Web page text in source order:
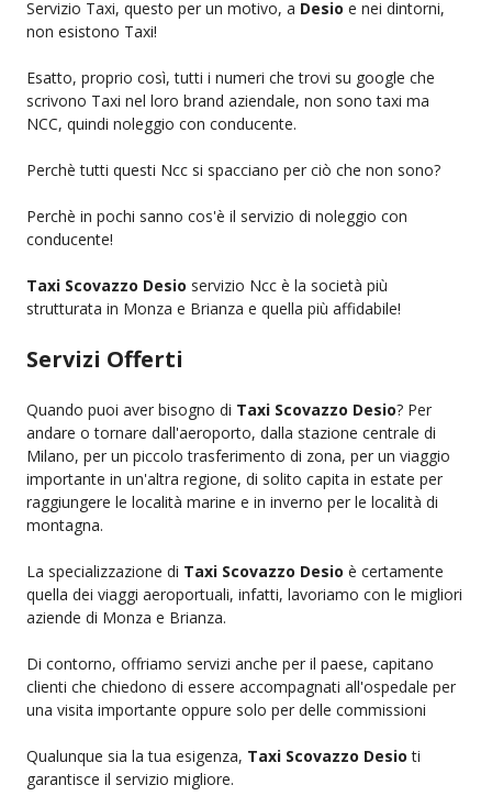
Servizio Taxi, questo per un motivo, a Desio e nei dintorni,
non esistono Taxi!
Esatto, proprio così, tutti i numeri che trovi su google che
scrivono Taxi nel loro brand aziendale, non sono taxi ma
NCC, quindi noleggio con conducente.
Perchè tutti questi Ncc si spacciano per ciò che non sono?
Perchè in pochi sanno cos'è il servizio di noleggio con
conducente!
Taxi Scovazzo Desio servizio Ncc è la società più
strutturata in Monza e Brianza e quella più affidabile!
Servizi Offerti
Quando puoi aver bisogno di Taxi Scovazzo Desio? Per
andare o tornare dall'aeroporto, dalla stazione centrale di
Milano, per un piccolo trasferimento di zona, per un viaggio
importante in un'altra regione, di solito capita in estate per
raggiungere le località marine e in inverno per le località di
montagna.
La specializzazione di Taxi Scovazzo Desio è certamente
quella dei viaggi aeroportuali, infatti, lavoriamo con le migliori
aziende di Monza e Brianza.
Di contorno, offriamo servizi anche per il paese, capitano
clienti che chiedono di essere accompagnati all'ospedale per
una visita importante oppure solo per delle commissioni
Qualunque sia la tua esigenza, Taxi Scovazzo Desio ti
garantisce il servizio migliore.